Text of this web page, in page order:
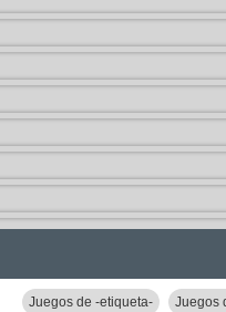
Juegos de -etiqueta- Juegos